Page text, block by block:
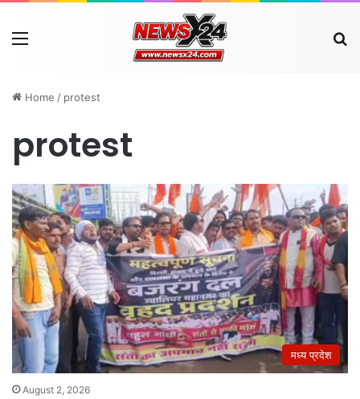
Menu
Home / protest
protest
मध्य प्रदेश
August 2, 2026